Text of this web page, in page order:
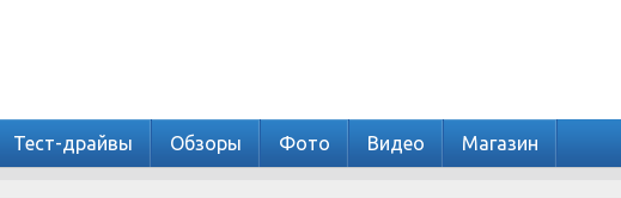
Тест-драйвы Обзоры Фото Видео Магазин